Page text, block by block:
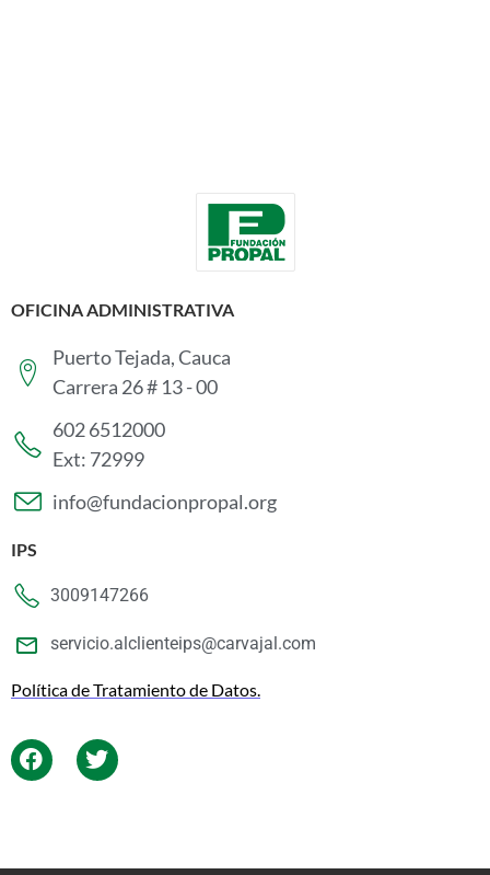
OFICINA ADMINISTRATIVA
Puerto Tejada, Cauca
Carrera 26 # 13 - 00
602 6512000
Ext: 72999
info@fundacionpropal.org
IPS
3009147266
servicio.alclienteips@carvajal.com
Política de Tratamiento de Datos.